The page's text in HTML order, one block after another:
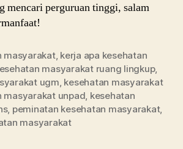
mencari perguruan tinggi, salam
masyarakat, kerja apa kesehatan
masyarakat ruang lingkup,
ugm, kesehatan masyarakat
masyarakat unpad, kesehatan
, peminatan kesehatan masyarakat,
masyarakat